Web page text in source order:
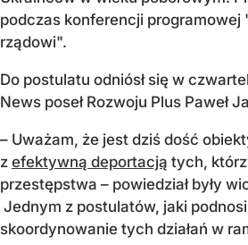
podczas konferencji programowej
rządowi".
Do postulatu odniósł się w
News poseł Rozwoju Plus Paweł
– Uważam, że jest dziś dość
z efektywną deportacją tych,
przestępstwa – powiedział były
Jednym z postulatów, jaki
skoordynowanie tych działań w